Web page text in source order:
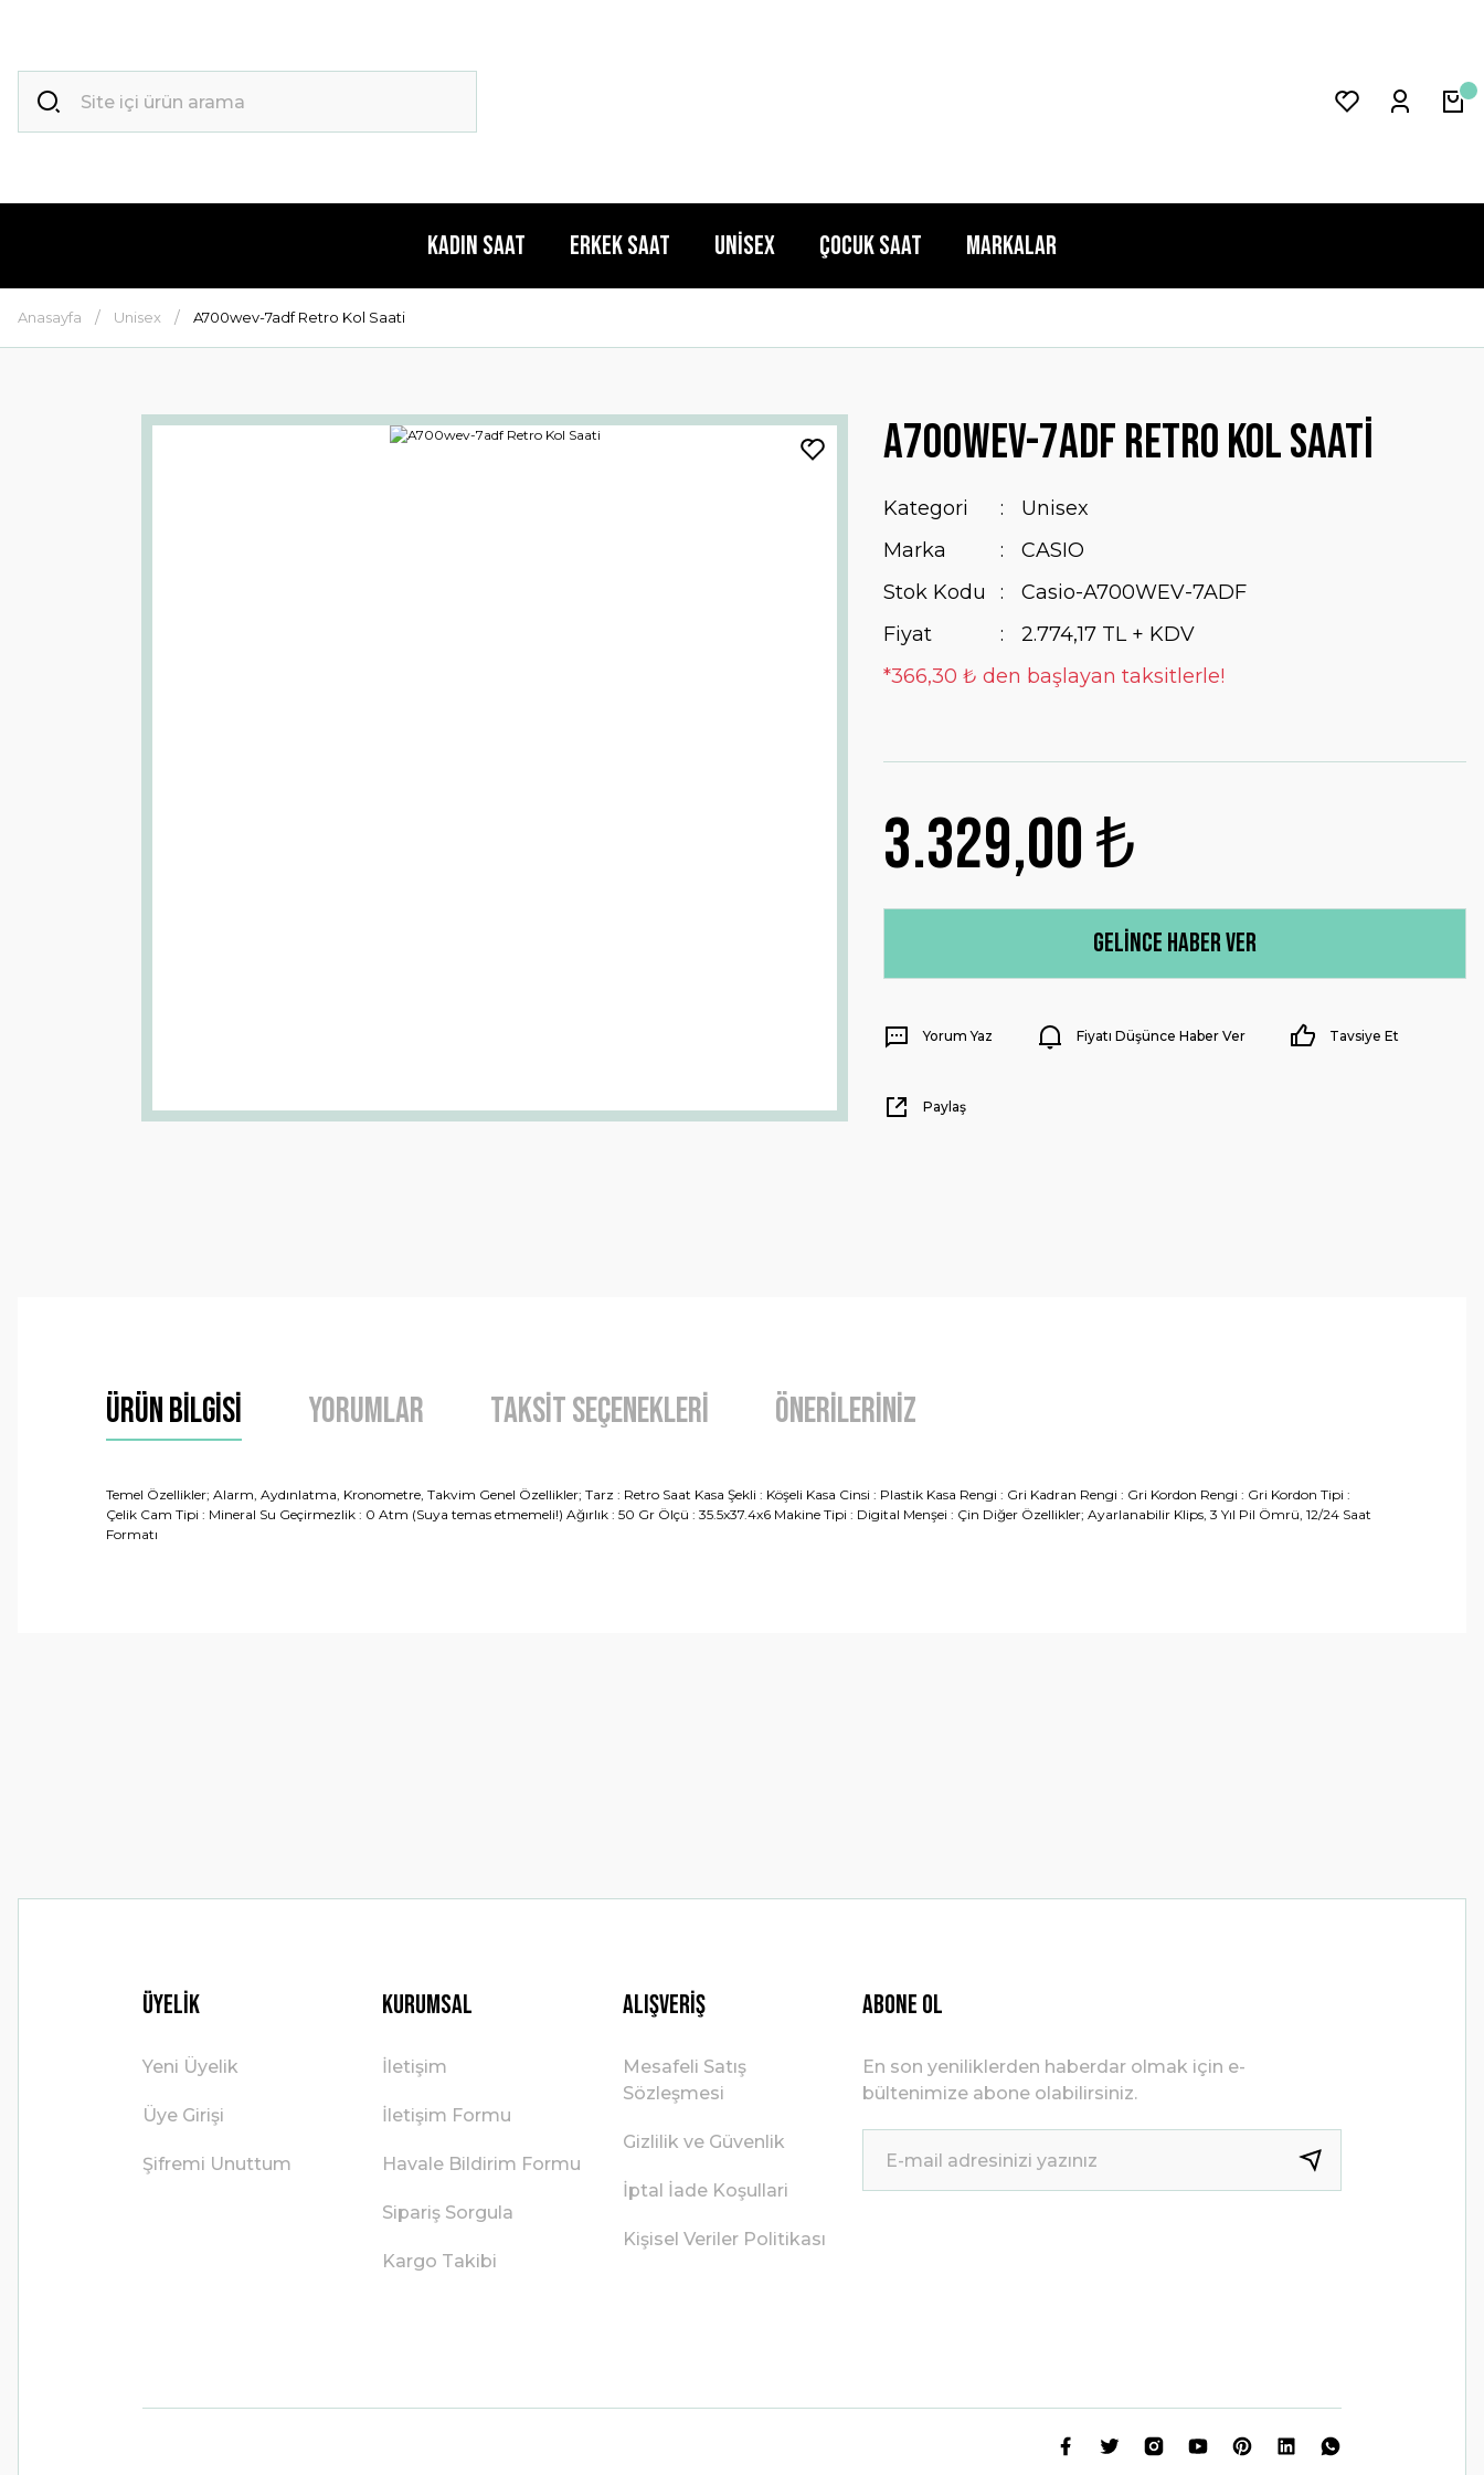
Kadın Saat Erkek Saat Unisex Çocuk Saat Markalar
Anasayfa Unisex A700wev-7adf Retro Kol Saati
A700wev-7adf Retro Kol Saati
Kategori
Unisex
Marka
CASIO
Stok Kodu
Casio-A700WEV-7ADF
Fiyat
2.774,17 TL + KDV
*366,30 ₺ den başlayan taksitlerle!
3.329,00 ₺
Gelince Haber Ver
Yorum Yaz Fiyatı Düşünce Haber Ver Tavsiye Et
Paylaş
Ürün Bilgisi Yorumlar Taksit Seçenekleri Önerileriniz
Temel Özellikler; Alarm, Aydınlatma, Kronometre, Takvim Genel Özellikler; Tarz : Retro Saat Kasa Şekli : Köşeli Kasa Cinsi : Plastik Kasa Rengi : Gri Kadran Rengi : Gri Kordon Rengi : Gri Kordon Tipi :
Çelik Cam Tipi : Mineral Su Geçirmezlik : 0 Atm (Suya temas etmemeli!) Ağırlık : 50 Gr Ölçü : 35.5x37.4x6 Makine Tipi : Digital Menşei : Çin Diğer Özellikler; Ayarlanabilir Klips, 3 Yıl Pil Ömrü, 12/24 Saat
Formatı
Üyelik
Yeni Üyelik
Üye Girişi
Şifremi Unuttum
Kurumsal
İletişim
İletişim Formu
Havale Bildirim Formu
Sipariş Sorgula
Kargo Takibi
Alışveriş
Mesafeli Satış
Sözleşmesi
Gizlilik ve Güvenlik
İptal İade Koşullari
Kişisel Veriler Politikası
ABONE OL
En son yeniliklerden haberdar olmak için e-
bültenimize abone olabilirsiniz.